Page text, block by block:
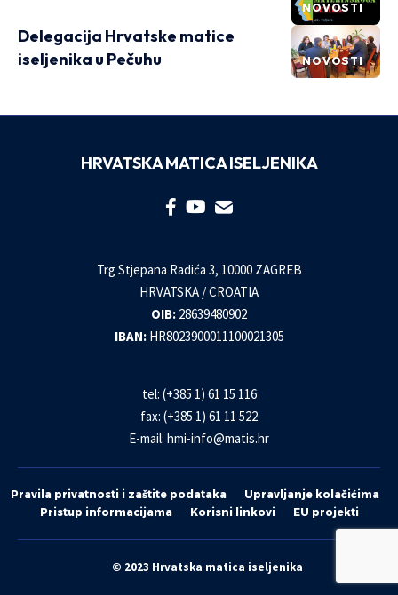
NOVOSTI
NOVOSTI
Delegacija Hrvatske matice
iseljenika u Pečuhu
HRVATSKA MATICA ISELJENIKA
Trg Stjepana Radića 3, 10000 ZAGREB
HRVATSKA / CROATIA
OIB: 28639480902
IBAN: HR8023900011100021305
tel: (+385 1) 61 15 116
fax: (+385 1) 61 11 522
E-mail: hmi-info@matis.hr
Pravila privatnosti i zaštite podataka
Upravljanje kolačićima
Pristup informacijama
Korisni linkovi EU projekti
© 2023 Hrvatska matica iseljenika